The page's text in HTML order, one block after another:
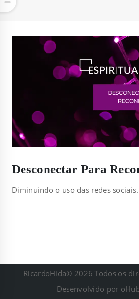
Desconectar Para
Diminuindo o uso das redes sociais.
RicardoHida© 2026 Todos os
Desenvolvido por